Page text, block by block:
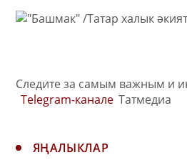
Следите за самым важным и
Telegram-канале Татмедиа
ЯҢАЛЫКЛАР